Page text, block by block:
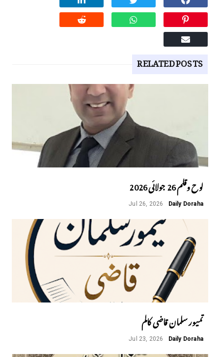
RELATED POSTS
لوح وقلم 26 جولائی 2026
Daily Doraha
Jul 26, 2026
تمیور سلمان قاضی کالم
Daily Doraha
Jul 23, 2026